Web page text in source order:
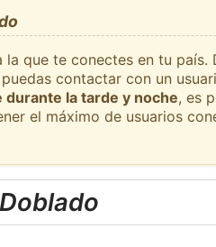
que te conectes en tu país.
contactar con un
durante la tarde y noche, es
el máximo de usuarios